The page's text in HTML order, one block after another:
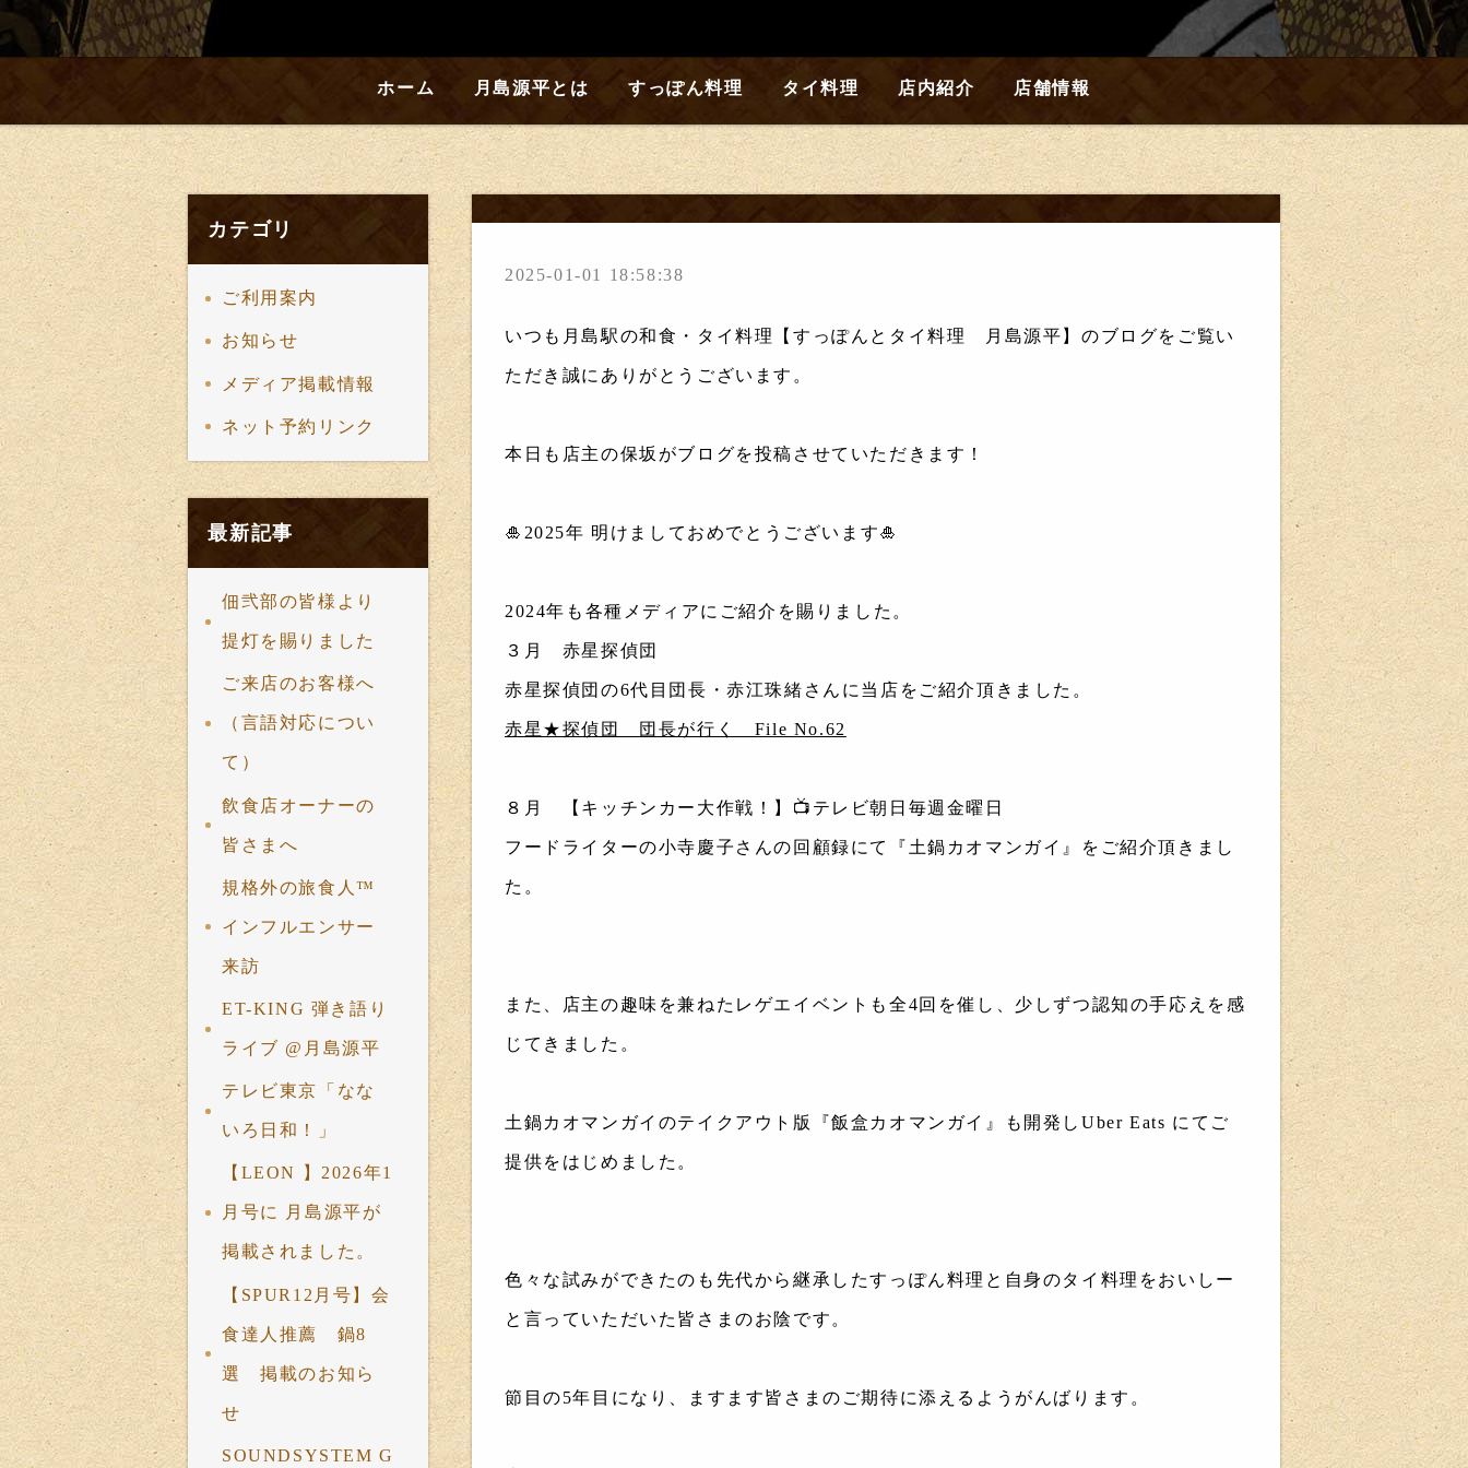
ホーム 月島源平とは すっぽん料理 タイ料理 店内紹介 店舗情報
カテゴリ
ご利用案内
お知らせ
メディア掲載情報
ネット予約リンク
最新記事
佃弐部の皆様より
提灯を賜りました
ご来店のお客様へ
（言語対応につい
て）
飲食店オーナーの
皆さまへ
規格外の旅食人™️
インフルエンサー
来訪
ET-KING 弾き語り
ライブ @月島源平
テレビ東京「なな
いろ日和！」
【LEON 】2026年1
月号に 月島源平が
掲載されました。
【SPUR12月号】会
食達人推薦 鍋8
選 掲載のお知ら
せ
SOUNDSYSTEM G
2025-01-01 18:58:38
いつも月島駅の和食・タイ料理【すっぽんとタイ料理 月島源平】のブログをご覧い
ただき誠にありがとうございます。
本日も店主の保坂がブログを投稿させていただきます！
🎍2025年 明けましておめでとうございます🎍
2024年も各種メディアにご紹介を賜りました。
３月 赤星探偵団
赤星探偵団の6代目団長・赤江珠緒さんに当店をご紹介頂きました。
赤星★探偵団 団長が行く File No.62
８月 【キッチンカー大作戦！】📺テレビ朝日毎週金曜日
フードライターの小寺慶子さんの回顧録にて『土鍋カオマンガイ』をご紹介頂きまし
た。
また、店主の趣味を兼ねたレゲエイベントも全4回を催し、少しずつ認知の手応えを感
じてきました。
土鍋カオマンガイのテイクアウト版『飯盒カオマンガイ』も開発しUber Eats にてご
提供をはじめました。
色々な試みができたのも先代から継承したすっぽん料理と自身のタイ料理をおいしー
と言っていただいた皆さまのお陰です。
節目の5年目になり、ますます皆さまのご期待に添えるようがんばります。